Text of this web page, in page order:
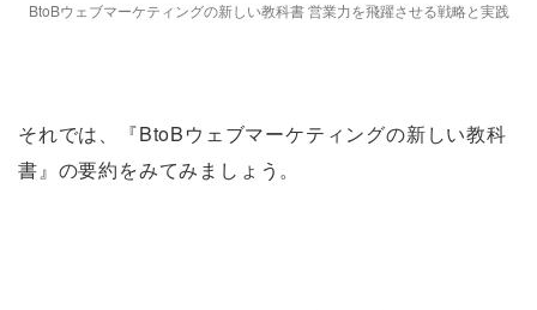
BtoBウェブマーケティングの新しい教科書 営業力を飛躍させる戦略と実践
それでは、『BtoBウェブマーケティングの新しい教科
書』の要約をみてみましょう。